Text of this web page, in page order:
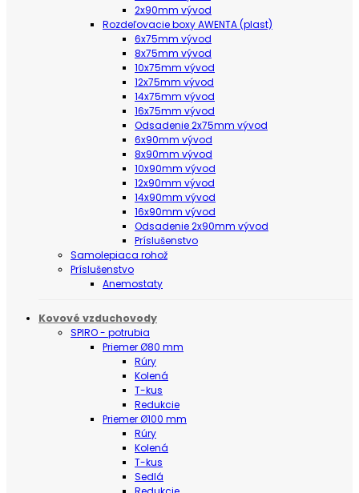
2x90mm vývod
Rozdeľovacie boxy AWENTA (plast)
6x75mm vývod
8x75mm vývod
10x75mm vývod
12x75mm vývod
14x75mm vývod
16x75mm vývod
Odsadenie 2x75mm vývod
6x90mm vývod
8x90mm vývod
10x90mm vývod
12x90mm vývod
14x90mm vývod
16x90mm vývod
Odsadenie 2x90mm vývod
Príslušenstvo
Samolepiaca rohož
Príslušenstvo
Anemostaty
Kovové vzduchovody
SPIRO - potrubia
Priemer Ø80 mm
Rúry
Kolená
T-kus
Redukcie
Priemer Ø100 mm
Rúry
Kolená
T-kus
Sedlá